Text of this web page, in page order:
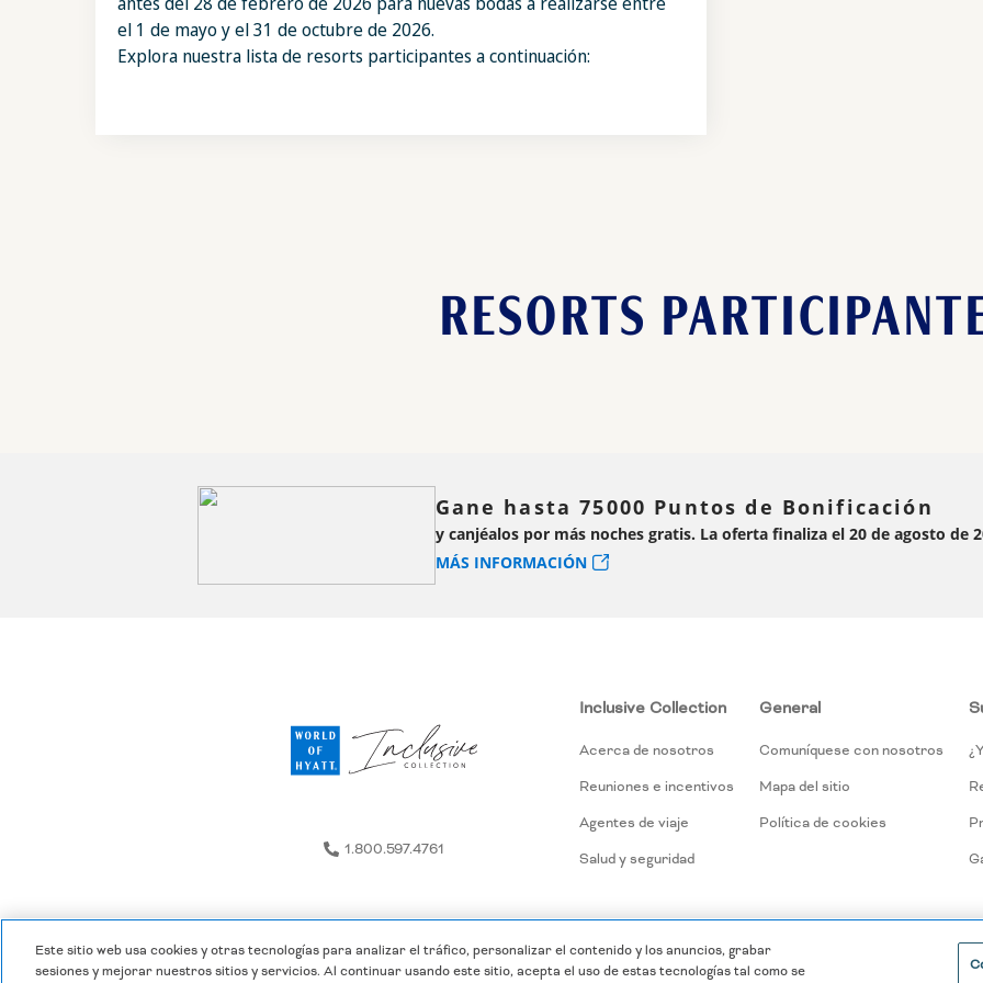
el 1 de mayo y el 31 de octubre de 2026.
Explora nuestra lista de resorts participantes a continuación:
RESORTS
Gane hasta 75000 Puntos de Bonificación
y canjéalos por más noches gratis. La oferta finaliza el 20 de agosto de
MÁS INFORMACIÓN
1.800.597.4761
Inclusive Collection
Acerca de nosotros
Reuniones e incentivos
Agentes de viaje
Salud y seguridad
General
Comuníquese con nosotros
Mapa del sitio
Política de cookies
Este sitio web usa cookies y otras tecnologías para analizar el tráfico, personalizar el contenido y los anuncios, grabar
sesiones y mejorar nuestros sitios y servicios. Al continuar usando este sitio, acepta el uso de estas tecnologías tal como se